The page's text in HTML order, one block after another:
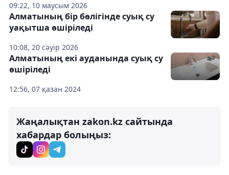
09:22, 10 маусым 2026
10:08, 20 сәуір 2026
Алматының бір бөлігінде суық су
уақытша өшіріледі
12:56, 07 қазан 2024
Алматының екі ауданында суық су
өшіріледі
Жаңалықтан zakon.kz сайтында
хабардар болыңыз: